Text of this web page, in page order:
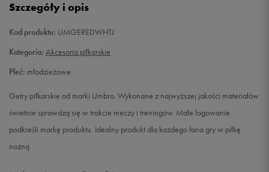
Szczegóły i opis
Kod produktu: UMGEREDWHTJ
Kategoria: Akcesoria piłkarskie
Płeć: młodzieżowe
Getry piłkarskie od marki Umbro. Wykonane z najwyższej jakości materiałów
świetnie sprawdzą się w trakcie meczy i treningów. Małe logowanie
podkreśli markę produktu. Idealny produkt dla każdego fana gry w piłkę
nożną